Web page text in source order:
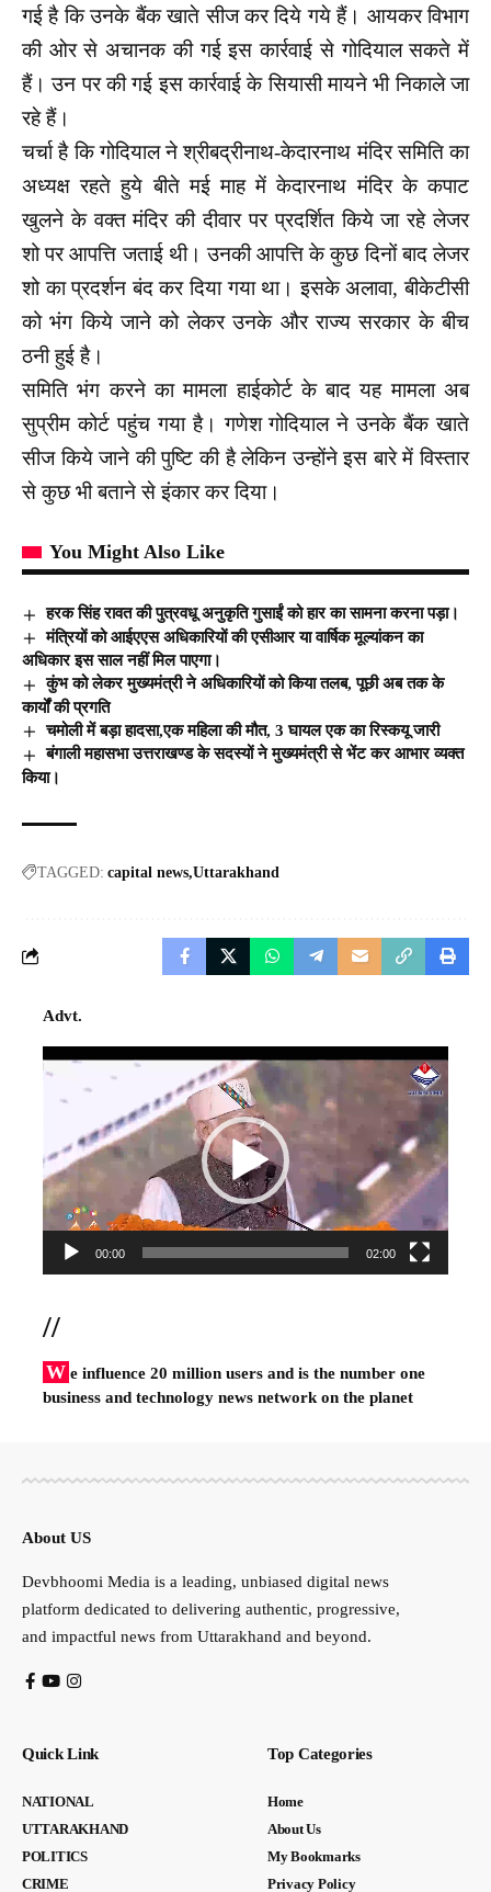
गई है कि उनके बैंक खाते सीज कर दिये गये हैं। आयकर विभाग
की ओर से अचानक की गई इस कार्रवाई से गोदियाल सकते में
हैं। उन पर की गई इस कार्रवाई के सियासी मायने भी निकाले जा
रहे हैं।
चर्चा है कि गोदियाल ने श्रीबद्रीनाथ-केदारनाथ मंदिर समिति का
अध्यक्ष रहते हुये बीते मई माह में केदारनाथ मंदिर के कपाट
खुलने के वक्त मंदिर की दीवार पर प्रदर्शित किये जा रहे लेजर
शो पर आपत्ति जताई थी। उनकी आपत्ति के कुछ दिनों बाद लेजर
शो का प्रदर्शन बंद कर दिया गया था। इसके अलावा, बीकेटीसी
को भंग किये जाने को लेकर उनके और राज्य सरकार के बीच
ठनी हुई है।
समिति भंग करने का मामला हाईकोर्ट के बाद यह मामला अब
सुप्रीम कोर्ट पहुंच गया है। गणेश गोदियाल ने उनके बैंक खाते
सीज किये जाने की पुष्टि की है लेकिन उन्होंने इस बारे में विस्तार
से कुछ भी बताने से इंकार कर दिया।
You Might Also Like
हरक सिंह रावत की पुत्रवधू अनुकृति गुसाईं को हार का सामना करना पड़ा।
मंत्रियों को आईएएस अधिकारियों की एसीआर या वार्षिक मूल्यांकन का
अधिकार इस साल नहीं मिल पाएगा।
कुंभ को लेकर मुख्यमंत्री ने अधिकारियों को किया तलब, पूछी अब तक के
कार्यों की प्रगति
चमोली में बड़ा हादसा,एक महिला की मौत, 3 घायल एक का रिस्कयू जारी
बंगाली महासभा उत्तराखण्ड के सदस्यों ने मुख्यमंत्री से भेंट कर आभार व्यक्त
किया।
TAGGED: capital news Uttarakhand
Advt.
Video
00:00 02:00
//
W e influence 20 million users and is the number one
business and technology news network on the planet
About US
Devbhoomi Media is a leading, unbiased digital news
platform dedicated to delivering authentic, progressive,
and impactful news from Uttarakhand and beyond.
Quick Link
NATIONAL
UTTARAKHAND
POLITICS
CRIME
Top Categories
Home
About Us
My Bookmarks
Privacy Policy